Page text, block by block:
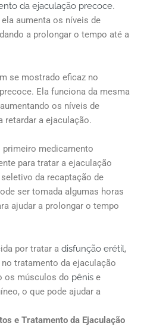
da ejaculação precoce.
aumenta os níveis de
a prolongar o tempo até a
se mostrado eficaz no
Ela funciona da mesma
os níveis de
retardar a ejaculação.
primeiro medicamento
para tratar a ejaculação
da recaptação de
ser tomada algumas horas
ajudar a prolongar o tempo
por tratar a disfunção erétil,
tratamento da ejaculação
os músculos do pênis e
o que pode ajudar a
e Tratamento da Ejaculação